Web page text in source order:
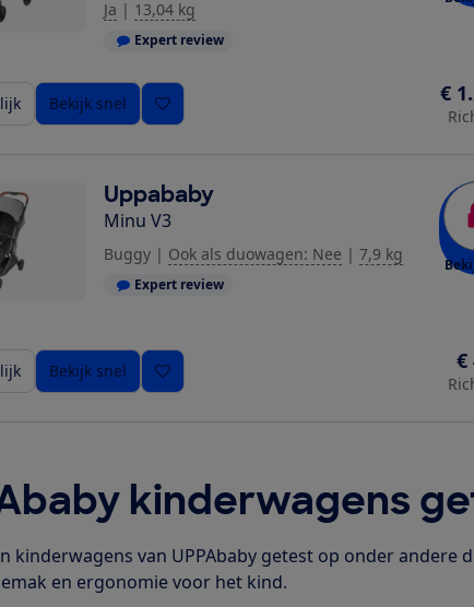
Ja | 13,04 kg
Expert review
Bekijk snel €
Uppababy
Minu V3
Buggy | Ook als duowagen: Nee | 7,9 kg
Expert review
Bekijk snel €
kinderwagens
kinderwagens van UPPAbaby getest op onder andere
en ergonomie voor het kind.